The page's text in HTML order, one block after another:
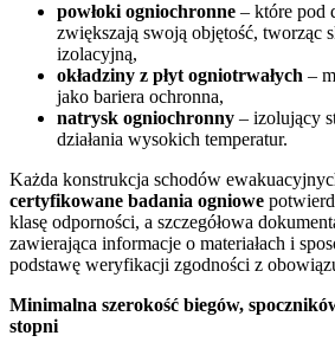
powłoki ogniochronne – które pod
zwiększają swoją objętość, tworząc
izolacyjną,
okładziny z płyt ogniotrwałych –
jako bariera ochronna,
natrysk ogniochronny – izolujący
działania wysokich temperatur.
Każda konstrukcja schodów
certyfikowane badania ogniowe
klasę odporności, a szczegółowa
zawierająca informacje o materiałach i
podstawę weryfikacji zgodności z
Minimalna szerokość biegów,
stopni